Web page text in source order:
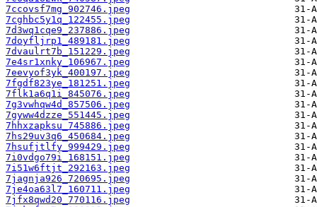
7ccovsf7mg_902746.jpeg
7cghbc5y1q_122455.jpeg
7d3wq1cqe9_237886.jpeg
7doyfljrp1_489181.jpeg
7dvaulrt7b_151229.jpeg
7e4sr1xnky_106967.jpeg
7eevyof3yk_400197.jpeg
7fgdf823ye_181251.jpeg
7flk1a6q1i_845076.jpeg
7g3vwhqw4d_857506.jpeg
7gyww4dzze_551445.jpeg
7hhxzapksu_745886.jpeg
7hs29uv3q6_450684.jpeg
7hsufjtlfy_999429.jpeg
7i0vdgo79i_168151.jpeg
7i51w6ftjt_292163.jpeg
7jagnja926_720695.jpeg
7je4oa63l7_160711.jpeg
7jfx8qwd20_770116.jpeg